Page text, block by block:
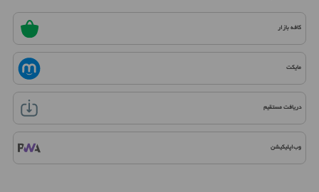
کافه بازار
مایکت
دریافت مستقیم
وب‌اپلیکیشن